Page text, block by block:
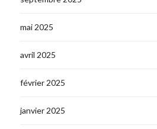
mai 2025
avril 2025
février 2025
janvier 2025